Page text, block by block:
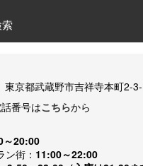
京都武蔵野市吉祥寺本町2-3-
番号はこちらから
～20:00
ン街： 11:00～22:00